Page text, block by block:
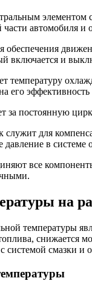
части автомобиля
обеспечения
включается и
температуру
его
за постоянную
служит для
давление в системе
все
на
температуры
снижается
системой смазки и